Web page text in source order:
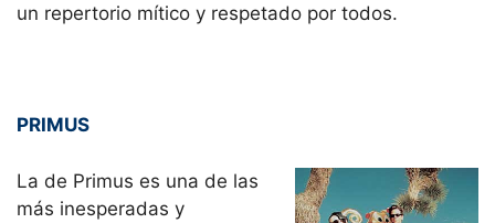
un repertorio mítico y respetado por todos.
PRIMUS
La de Primus es una de las
más inesperadas y